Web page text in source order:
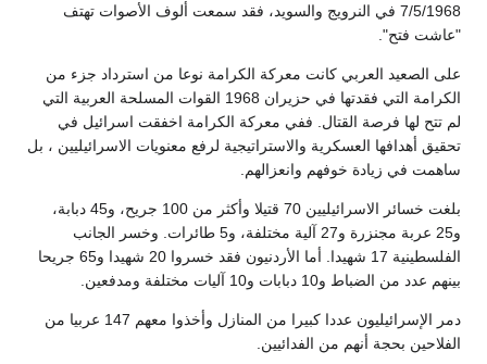
7/5/1968 في النرويج والسويد، فقد سمعت ألوف الأصوات تهتف
"عاشت فتح".
على الصعيد العربي كانت معركة الكرامة نوعا من استرداد جزء من
الكرامة التي فقدتها في حزيران 1968 القوات المسلحة العربية التي
لم تتح لها فرصة القتال. ففي معركة الكرامة اخفقت اسرائيل في
تحقيق أهدافها العسكرية والاستراتيجية لرفع معنويات الاسرائيليين ، بل
ساهمت في زيادة خوفهم وانعزالهم.
بلغت خسائر الاسرائيليين 70 قتيلا وأكثر من 100 جريح، و45 دبابة،
و25 عربة مجنزرة و27 آلية مختلفة، و5 طائرات. وخسر الجانب
الفلسطينية 17 شهيدا. أما الأردنيون فقد خسروا 20 شهيدا و65 جريحا
بينهم عدد من الضباط و10 دبابات و10 آليات مختلفة ومدفعين.
دمر الإسرائيليون عددا كبيرا من المنازل وأخذوا معهم 147 عربيا من
الفلاحين بحجة أنهم من الفدائيين.